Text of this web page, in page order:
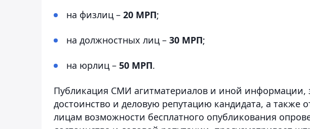
на физлиц – 20 МРП;
на должностных лиц – 30 МРП;
на юрлиц – 50 МРП.
Публикация СМИ агитматериалов и иной информации,
достоинство и деловую репутацию кандидата, а также
лицам возможности бесплатного опубликования